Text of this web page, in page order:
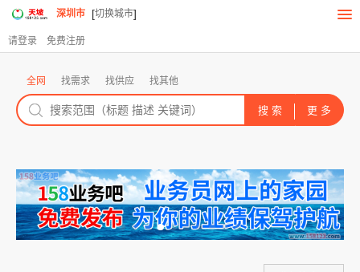
深圳市 [切换城市]
请登录 免费注册
全网 找需求 找供应 找其他